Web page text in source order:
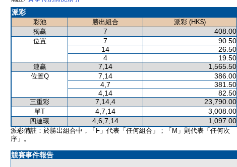
派彩
彩池 勝出組合
派彩 (HK$)
獨贏
7 408.00
位置 7
90.50
14
26.50
4
19.50
連贏 7,14 1,565.50
位置Q 7,14
386.00
4,7
381.50
4,14
82.50
三重彩 7,14,4 23,790.00
單T 4,7,14 3,008.00
四連環 4,6,7,14 1,097.00
派彩備註：於勝出組合中，「F」代表「任何組合」；「M」則代表「任何次
序」。
競賽事件報告